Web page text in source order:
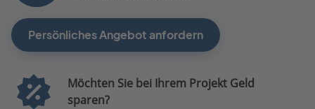
Persönliches Angebot anfordern
Möchten Sie bei Ihrem Projekt Geld
sparen?